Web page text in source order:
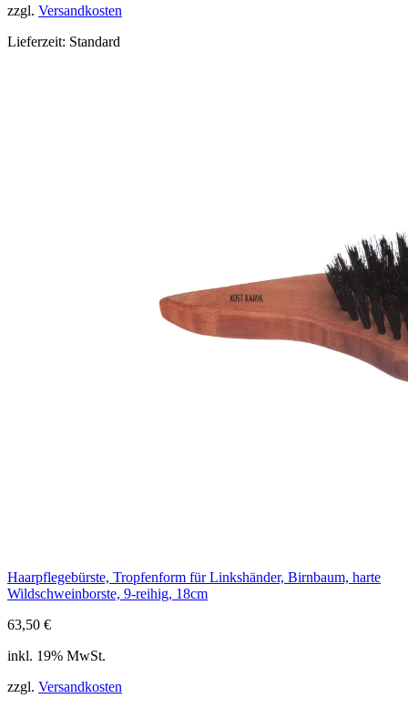
zzgl. Versandkosten
Lieferzeit: Standard
Haarpflegebürste, Tropfenform für Linkshänder, Birnbaum, harte
Wildschweinborste, 9-reihig, 18cm
63,50 €
inkl. 19% MwSt.
zzgl. Versandkosten